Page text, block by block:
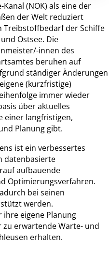
(NOK) als eine der
der Welt reduziert
Treibstoffbedarf der Schiffe
Ostsee. Die
innen des
beruhen auf
ständiger Änderungen
(kurzfristige)
immer wieder
über aktuelles
einer langfristigen,
Planung gibt.
ist ein verbessertes
datenbasierte
aufbauende
Optimierungsverfahren.
bei seinen
werden.
eigene Planung
erwartende Warte- und
erhalten.